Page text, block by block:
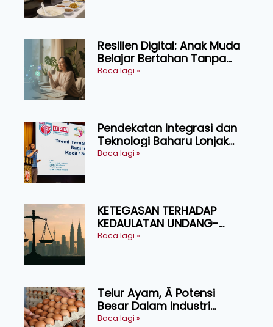
Resilien Digital: Anak Muda
Belajar Bertahan Tanpa
Perlu Menekan Diri
Baca lagi »
Pendekatan Integrasi dan
Teknologi Baharu Lonjak
Produktiviti Ternakan
Baca lagi »
KETEGASAN TERHADAP
KEDAULATAN UNDANG-
UNDANG ASAS KEPADA
Baca lagi »
Telur Ayam, Â Potensi
Besar Dalam Industri
Makanan, Kosmetik dan
Baca lagi »